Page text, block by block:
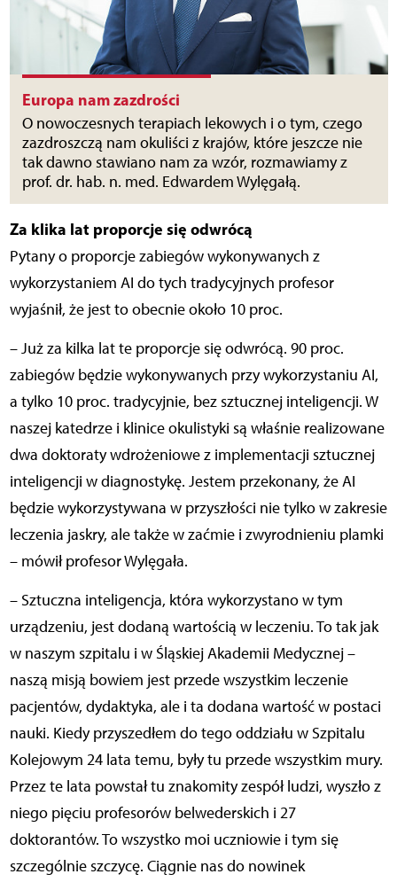
Europa nam zazdrości
O nowoczesnych terapiach lekowych i o tym, czego
zazdroszczą nam okuliści z krajów, które jeszcze nie
tak dawno stawiano nam za wzór, rozmawiamy z
prof. dr. hab. n. med. Edwardem Wylęgałą.
Za klika lat proporcje się odwrócą
Pytany o proporcje zabiegów wykonywanych z
wykorzystaniem AI do tych tradycyjnych profesor
wyjaśnił, że jest to obecnie około 10 proc.
– Już za kilka lat te proporcje się odwrócą. 90 proc.
zabiegów będzie wykonywanych przy wykorzystaniu AI,
a tylko 10 proc. tradycyjnie, bez sztucznej inteligencji. W
naszej katedrze i klinice okulistyki są właśnie realizowane
dwa doktoraty wdrożeniowe z implementacji sztucznej
inteligencji w diagnostykę. Jestem przekonany, że AI
będzie wykorzystywana w przyszłości nie tylko w zakresie
leczenia jaskry, ale także w zaćmie i zwyrodnieniu plamki
– mówił profesor Wylęgała.
– Sztuczna inteligencja, która wykorzystano w tym
urządzeniu, jest dodaną wartością w leczeniu. To tak jak
w naszym szpitalu i w Śląskiej Akademii Medycznej –
naszą misją bowiem jest przede wszystkim leczenie
pacjentów, dydaktyka, ale i ta dodana wartość w postaci
nauki. Kiedy przyszedłem do tego oddziału w Szpitalu
Kolejowym 24 lata temu, były tu przede wszystkim mury.
Przez te lata powstał tu znakomity zespół ludzi, wyszło z
niego pięciu profesorów belwederskich i 27
doktorantów. To wszystko moi uczniowie i tym się
szczególnie szczycę. Ciągnie nas do nowinek